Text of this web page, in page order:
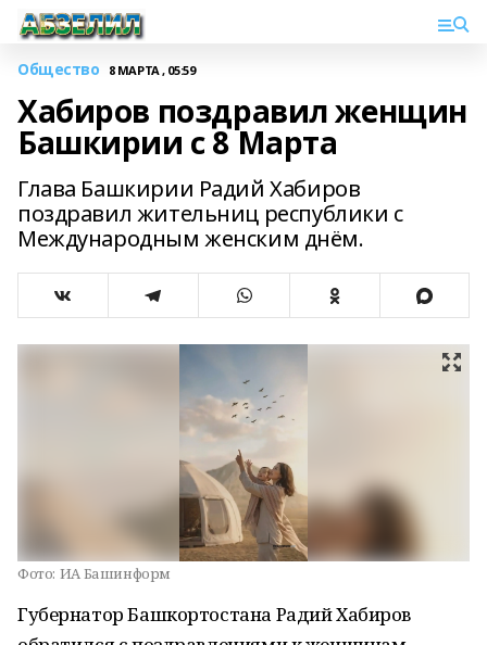
Общество 8 МАРТА , 05:59
Хабиров поздравил женщин
Башкирии с 8 Марта
Глава Башкирии Радий Хабиров
поздравил жительниц республики с
Международным женским днём.
Фото: ИА Башинформ
Губернатор Башкортостана Радий Хабиров